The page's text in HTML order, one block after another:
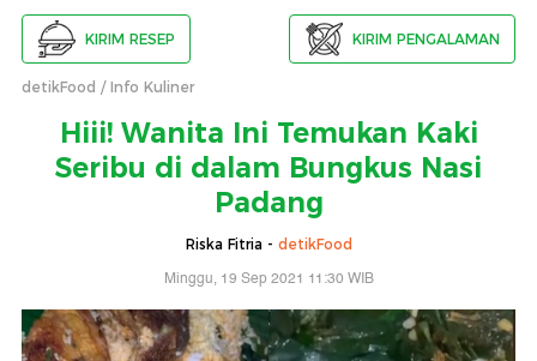
KIRIM RESEP KIRIM PENGALAMAN
detikFood Info Kuliner
Hiii! Wanita Ini Temukan Kaki
Seribu di dalam Bungkus Nasi
Padang
Riska Fitria - detikFood
Minggu, 19 Sep 2021 11:30 WIB